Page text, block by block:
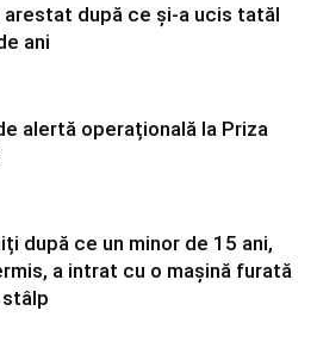
arestat după ce și-a ucis tatăl
ani
alertă operațională la Priza
după ce un minor de 15 ani,
a intrat cu o mașină furată